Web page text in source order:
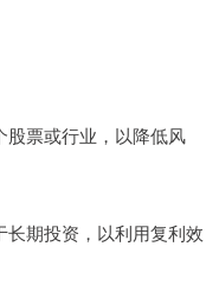
票或行业，以降低风
期投资，以利用复利效